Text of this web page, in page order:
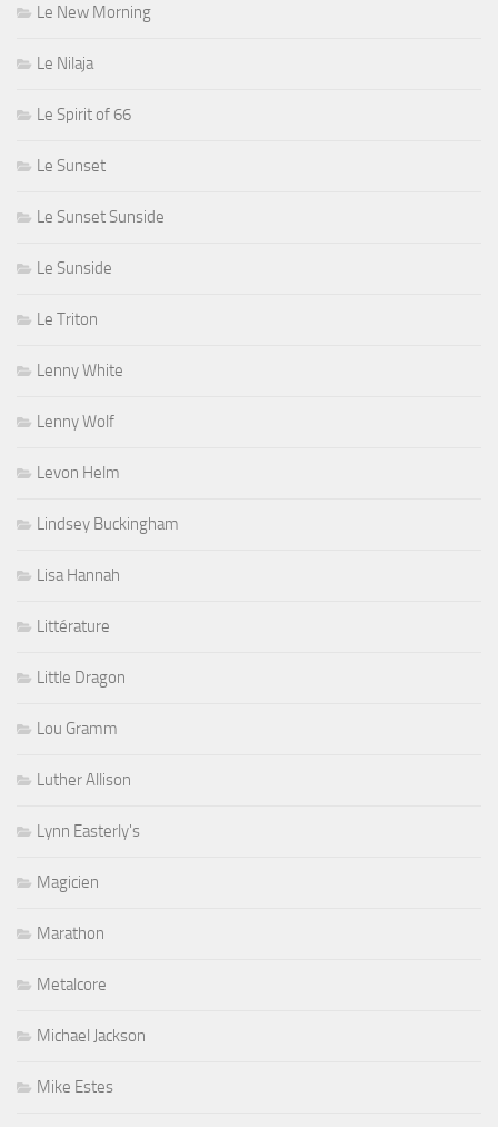
Le New Morning
Le Nilaja
Le Spirit of 66
Le Sunset
Le Sunset Sunside
Le Sunside
Le Triton
Lenny White
Lenny Wolf
Levon Helm
Lindsey Buckingham
Lisa Hannah
Littérature
Little Dragon
Lou Gramm
Luther Allison
Lynn Easterly's
Magicien
Marathon
Metalcore
Michael Jackson
Mike Estes